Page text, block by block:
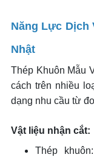
Năng Lực Dịch
Nhật
Thép Khuôn Mẫu
cách trên nhiều
dạng nhu cầu từ
Vật liệu nhận cắt:
Thép